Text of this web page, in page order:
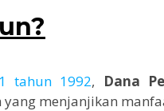
tahun 1992, Dana
menjanjikan